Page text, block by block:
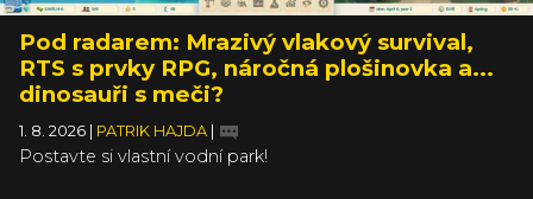
Pod radarem: Mrazivý vlakový survival,
RTS s prvky RPG, náročná plošinovka a...
dinosauři s meči?
1. 8. 2026 PATRIK HAJDA
Postavte si vlastní vodní park!